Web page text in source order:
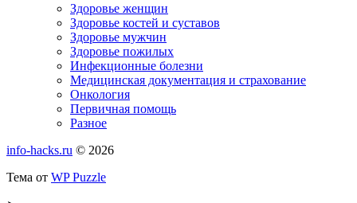
Здоровье женщин
Здоровье костей и суставов
Здоровье мужчин
Здоровье пожилых
Инфекционные болезни
Медицинская документация и страхование
Онкология
Первичная помощь
Разное
info-hacks.ru © 2026
Тема от WP Puzzle